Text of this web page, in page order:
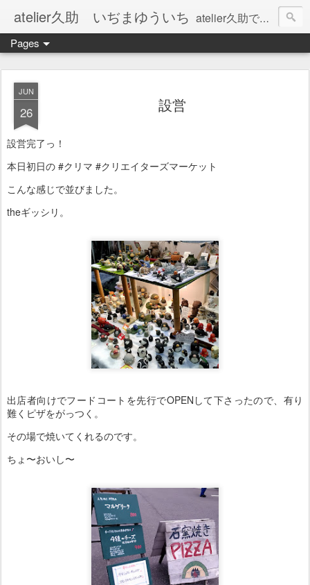
atelier久助 いぢまゆういち atelier久助では土と火から暖かなモノたちを生み出しています。 ご覧になられた方が和んで頂ければ幸いです。
Pages
JUN
26 設営
設営完了っ！
本日初日の #クリマ #クリエイターズマーケット
こんな感じで並びました。
theギッシリ。
出店者向けでフードコートを先行でOPENして下さったので、有り
難くピザをがっつく。
その場で焼いてくれるのです。
ちょ〜おいし〜